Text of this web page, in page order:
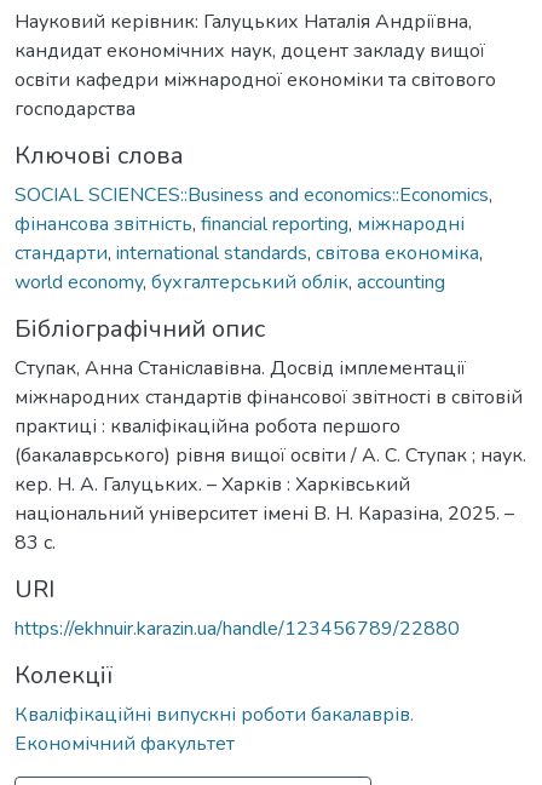
Науковий керівник: Галуцьких Наталія Андріївна,
кандидат економічних наук, доцент закладу вищої
освіти кафедри міжнародної економіки та світового
господарства
Ключові слова
SOCIAL SCIENCES::Business and economics::Economics,
фінансова звітність, financial reporting, міжнародні
стандарти, international standards, світова економіка,
world economy, бухгалтерський облік, accounting
Бібліографічний опис
Ступак, Анна Станіславівна. Досвід імплементації
міжнародних стандартів фінансової звітності в світовій
практиці : кваліфікаційна робота першого
(бакалаврського) рівня вищої освіти / А. С. Ступак ; наук.
кер. Н. А. Галуцьких. – Харків : Харківський
національний університет імені В. Н. Каразіна, 2025. –
83 с.
URI
https://ekhnuir.karazin.ua/handle/123456789/22880
Колекції
Кваліфікаційні випускні роботи бакалаврів.
Економічний факультет